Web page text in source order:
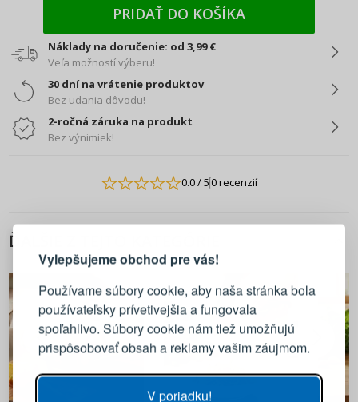
Vylepšujeme obchod pre vás!
Používame súbory cookie, aby naša stránka bola
používateľsky prívetivejšia a fungovala
spoľahlivo. Súbory cookie nám tiež umožňujú
prispôsobovať obsah a reklamy vašim záujmom.
V poriadku!
PRIDAŤ DO KOŠÍKA
Náklady na doručenie: od 3,99 €
Veľa možností výberu!
30 dní na vrátenie produktov
Bez udania dôvodu!
2-ročná záruka na produkt
Bez výnimiek!
0.0/ 50 recenzií
ĎALŠIE Z TEJTO KATEGÓRIE
Prihláste sa k svojmu účtu